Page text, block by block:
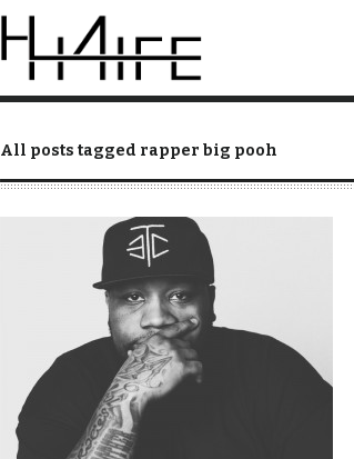
All posts tagged rapper big pooh